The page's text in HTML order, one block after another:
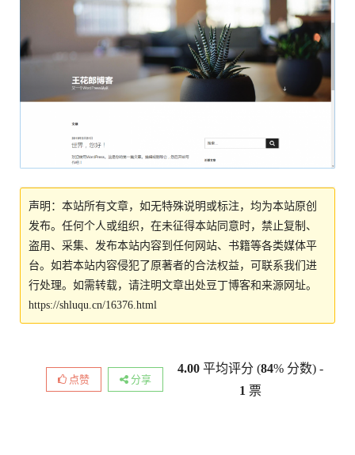
声明：本站所有文章，如无特殊说明或标注，均为本站原创
发布。任何个人或组织，在未征得本站同意时，禁止复制、
盗用、采集、发布本站内容到任何网站、书籍等各类媒体平
台。如若本站内容侵犯了原著者的合法权益，可联系我们进
行处理。如需转载，请注明文章出处豆丁博客和来源网址。
https://shluqu.cn/16376.html
点赞 分享
4.00 平均评分 (84% 分数) -
1 票